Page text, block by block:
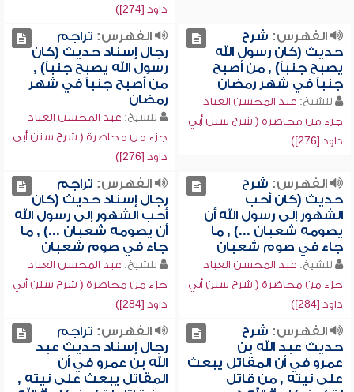
داود [274])
الفهرس: شرح
حديث (كان رسول الله
يصبح جنباً) , من أصبح
جنباً في شهر رمضان
للشيخ: عبد المحسن العباد
جزء من محاضرة ( شرح سنن أبي
داود [276])
الفهرس: تراجم
رجال إسناد حديث (كان
رسول الله يصبح جنباً) ,
من أصبح جنباً في شهر
رمضان
للشيخ: عبد المحسن العباد
جزء من محاضرة ( شرح سنن أبي
داود [276])
الفهرس: شرح
حديث (كان أحب
الشهور إلى رسول الله أن
يصومه شعبان ...) , ما
جاء في صوم شعبان
للشيخ: عبد المحسن العباد
جزء من محاضرة ( شرح سنن أبي
داود [284])
الفهرس: تراجم
رجال إسناد حديث (كان
أحب الشهور إلى رسول الله
أن يصومه شعبان ...) , ما
جاء في صوم شعبان
للشيخ: عبد المحسن العباد
جزء من محاضرة ( شرح سنن أبي
داود [284])
الفهرس: شرح
حديث عبد الله بن
عمرو في أن المقاتل يبعث
على نيته , من قاتل
الفهرس: تراجم
رجال إسناد حديث عبد
الله بن عمرو في أن
المقاتل يبعث على نيته ,